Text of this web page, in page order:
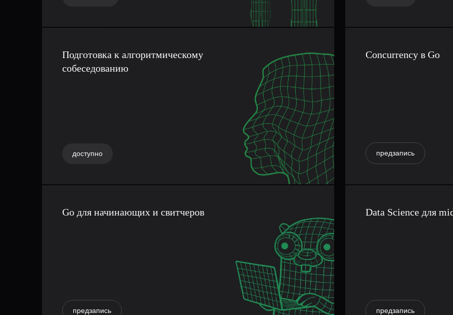
Подготовка к алгоритмическому
собеседованию
доступно
Concurrency в Go
предзапись
Go для начинающих и свитчеров
предзапись
Data Science для
предзапись